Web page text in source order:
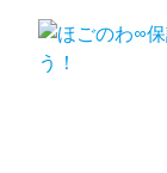
content